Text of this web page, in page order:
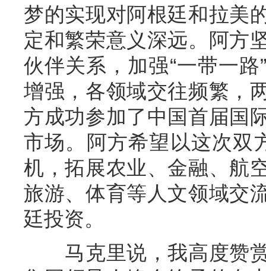
梦的实现对阿根廷和拉美
定和繁荣意义深远。阿方
伙伴关系，加强“一带一
增强，各领域交往频繁，
方成功参加了中国首届国
市场。阿方希望以这次双
机，拓展农业、金融、航
旅游、体育等人文领域交
廷投资。
马克里说，我高度赞赏